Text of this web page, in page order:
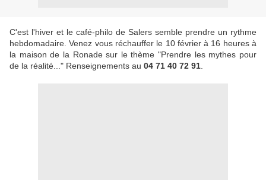
C'est l'hiver et le café-philo de Salers semble prendre un rythme
hebdomadaire. Venez vous réchauffer le 10 février à 16 heures à
la maison de la Ronade sur le thème "Prendre les mythes pour
de la réalité..." Renseignements au 04 71 40 72 91